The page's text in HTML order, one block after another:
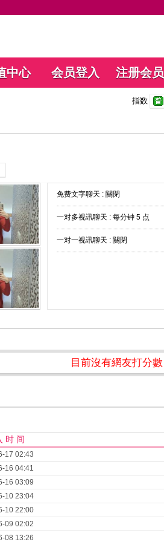
中心 会员登入 注册会员
指数
免费文字聊天 : 關閉
一对多视讯聊天 : 每分钟 5 点
一对一视讯聊天 : 關閉
目前沒有網友打分數
时 间
17 02:43
16 04:41
16 03:09
10 23:04
10 22:00
09 02:02
08 13:26